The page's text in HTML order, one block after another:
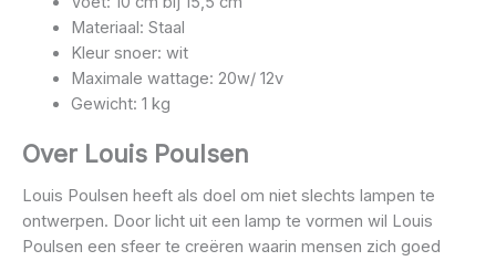
Materiaal: Staal
Kleur snoer: wit
Maximale wattage: 20w/ 12v
Gewicht: 1 kg
Over Louis Poulsen
Louis Poulsen heeft als doel om niet slechts lampen te
ontwerpen. Door licht uit een lamp te vormen wil Louis
Poulsen een sfeer te creëren waarin mensen zich goed